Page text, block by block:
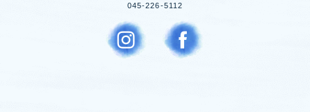
045-226-5112